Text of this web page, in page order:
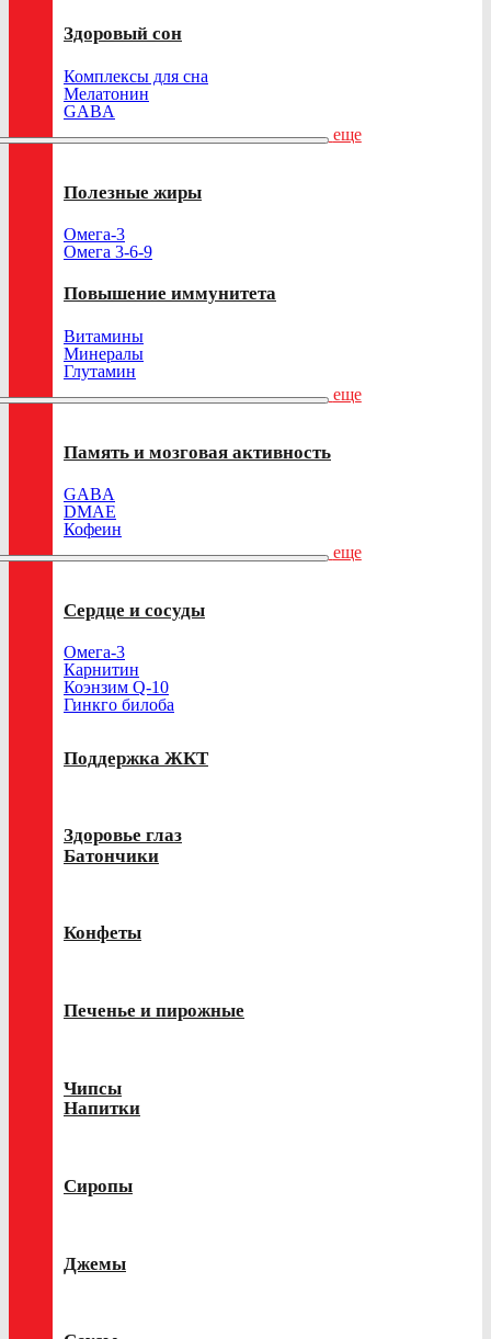
Здоровый сон
Комплексы для сна
Мелатонин
GABA
еще
Полезные жиры
Омега-3
Омега 3-6-9
Повышение иммунитета
Витамины
Минералы
Глутамин
еще
Память и мозговая активность
GABA
DMAE
Кофеин
еще
Сердце и сосуды
Омега-3
Карнитин
Коэнзим Q-10
Гинкго билоба
Поддержка ЖКТ
Здоровье глаз
Батончики
Конфеты
Печенье и пирожные
Чипсы
Напитки
Сиропы
Джемы